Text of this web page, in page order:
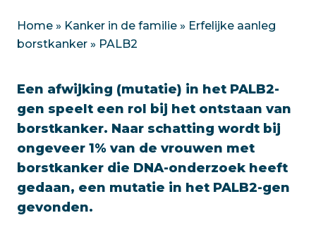
Home » Kanker in de familie » Erfelijke aanleg
borstkanker » PALB2
Een afwijking (mutatie) in het PALB2-
gen speelt een rol bij het ontstaan van
borstkanker. Naar schatting wordt bij
ongeveer 1% van de vrouwen met
borstkanker die DNA-onderzoek heeft
gedaan, een mutatie in het PALB2-gen
gevonden.